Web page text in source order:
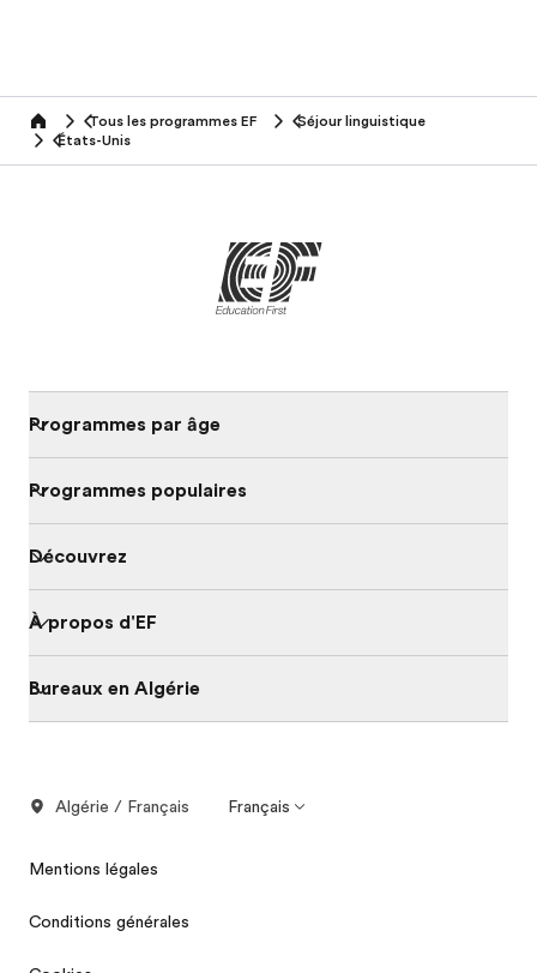
home Tous les programmes EF
Séjour linguistique
États-Unis
Programmes par âge
Programmes populaires
Découvrez
À propos d'EF
Bureaux en Algérie
Algérie / Français Français
Mentions légales
Conditions générales